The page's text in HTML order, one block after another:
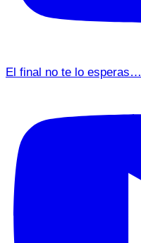
El final no te lo esperas…